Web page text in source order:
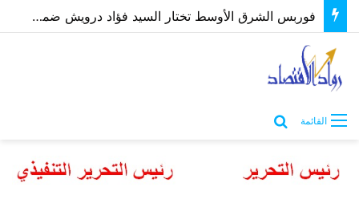
فوربس الشرق الأوسط تختار السيد فؤاد درويش ضمن أقوى الرؤساء التنفيذيين 2026
القائمة